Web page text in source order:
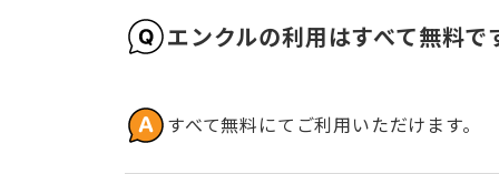
エンクルの利用はすべて無料で
すべて無料にてご利用いただけます。